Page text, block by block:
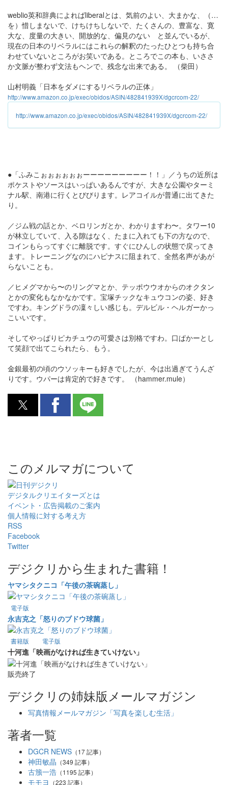
weblio英和辞典によればliberalとは、気前のよい、大まかな、（…
を）惜しまないで、けちけちしないで、たくさんの、豊富な、寛
大な、度量の大きい、開放的な、偏見のない と並んでいるが、
現在の日本のリベラルにはこれらの解釈のたったひとつも持ち合
わせていないところがお笑いである。ところでこの本も、いささ
か文脈が整わず文法もヘンで、残念な出来である。 （柴田）
山村明義「日本をダメにするリベラルの正体」
http://www.amazon.co.jp/exec/obidos/ASIN/482841939X/dgcrcom-22/
http://www.amazon.co.jp/exec/obidos/ASIN/482841939X/dgcrcom-22/
●「ふみこぉぉぉぉぉぉーーーーーーーーー！！」／うちの近所は
ポケストやソースはいっぱいあるんですが、大きな公園やターミ
ナル駅、南港に行くとびびります。レアコイルが普通に出てきた
り。
／ジム戦の話とか、ベロリンガとか、わかりますわ〜。タワー10
が林立していて、入る隙はなく、たまに入れても下の方なので、
コインもらってすぐに離脱です。すぐにひんしの状態で戻ってき
ます。トレーニングなのにハピナスに阻まれて、全然名声があが
らないことも。
／ヒメグマから〜のリングマとか、テッポウウオからのオクタン
とかの変化もなかなかです。宝塚チックなキュウコンの姿、好き
ですわ。キングドラの凜々しい感じも。デルビル・ヘルガーかっ
こいいです。
そしてやっぱりピカチュウの可愛さは別格ですわ。口ぱかーとし
て笑顔で出てこられたら、もう。
金銀最初の頃のウソッキーも好きでしたが、今は出過ぎてうんざ
りです。ウパーは肯定的で好きです。 （hammer.mule）
このメルマガについて
デジタルクリエイターズとは
イベント・広告掲載のご案内
個人情報に対する考え方
RSS
Facebook
Twitter
デジクリから生まれた書籍！
ヤマシタクニコ「午後の茶碗蒸し」
電子版
永吉克之「怒りのブドウ球菌」
書籍版 電子版
十河進「映画がなければ生きていけない」
販売終了
デジクリの姉妹版メールマガジン
写真情報メールマガジン「写真を楽しむ生活」
著者一覧
DGCR NEWS （17 記事）
神田敏晶 （349 記事）
古籏一浩 （1195 記事）
モモヨ （223 記事）